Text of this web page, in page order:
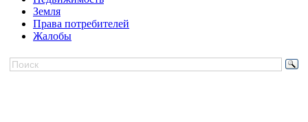
Земля
Права потребителей
Жалобы